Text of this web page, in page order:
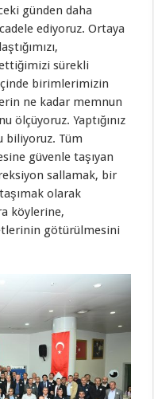
günden daha
ediyoruz. Ortaya
ettiğimizi sürekli
birimlerimizin
ne kadar memnun
ölçüyoruz. Yaptığınız
biliyoruz. Tüm
güvenle taşıyan
sallamak, bir
olarak
köylerine,
götürülmesini